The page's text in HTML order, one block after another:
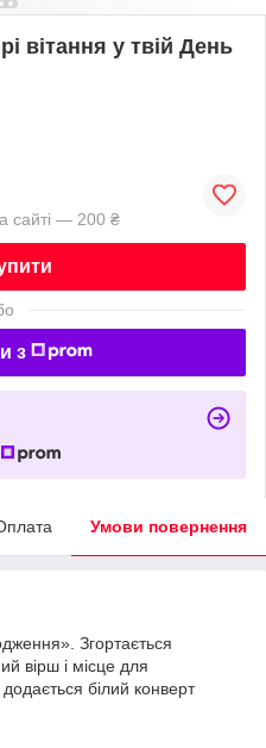
вітання у твій День
сайті — 200 ₴
з
Умови повернення
Згортається
вірш і місце для
білий конверт